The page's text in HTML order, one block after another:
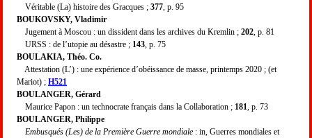
Véritable (La) histoire des Gracques ; 377 , p. 95
BOUKOVSKY, Vladimir
Jugement à Moscou : un dissident dans les archives du Kremlin ; 202 , p. 81
URSS : de l’utopie au désastre ; 143 , p. 75
BOULAKIA, Théo. Co.
Attestation (L’) : une expérience d’obéissance de masse, printemps 2020 ; (et
Mariot) ; H521
BOULANGER, Gérard
Maurice Papon : un technocrate français dans la Collaboration ; 181 , p. 73
BOULANGER, Philippe
Embusqués (Les) de la Première Guerre mondiale : in, Guerres mondiales et